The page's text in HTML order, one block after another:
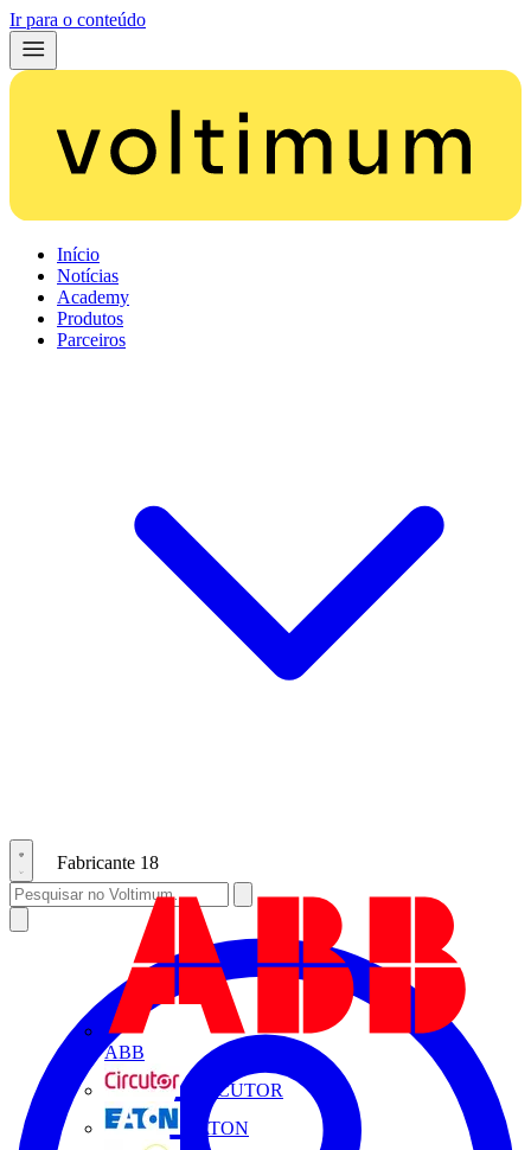
Ir para o conteúdo
Início
Notícias
Academy
Produtos
Parceiros
Fabricante 18
ABB
CIRCUTOR
EATON